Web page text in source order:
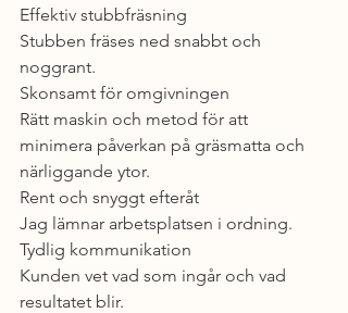
Effektiv stubbfräsning
Stubben fräses ned snabbt och
noggrant.
Skonsamt för omgivningen
Rätt maskin och metod för att
minimera påverkan på gräsmatta och
närliggande ytor.
Rent och snyggt efteråt
Jag lämnar arbetsplatsen i ordning.
Tydlig kommunikation
Kunden vet vad som ingår och vad
resultatet blir.